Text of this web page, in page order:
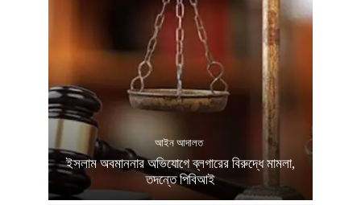
আইন আদালত
ইসলাম অবমাননার অভিযোগে ব্লগারের বিরুদ্ধে মামলা,
তদন্তে পিবিআই